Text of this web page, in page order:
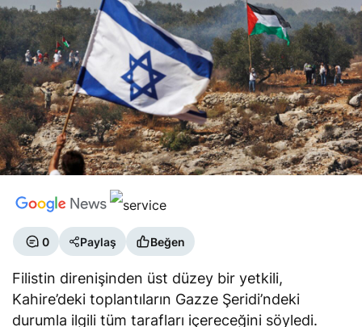
0 Paylaş Beğen
Filistin direnişinden üst düzey bir yetkili,
Kahire’deki toplantıların Gazze Şeridi’ndeki
durumla ilgili tüm tarafları içereceğini söyledi.